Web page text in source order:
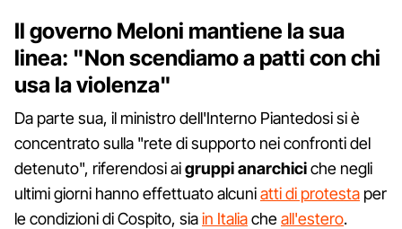
Il governo Meloni mantiene la sua
linea: "Non scendiamo a patti con chi
usa la violenza"
Da parte sua, il ministro dell'Interno Piantedosi si è
concentrato sulla "rete di supporto nei confronti del
detenuto", riferendosi aigruppi anarchiciche negli
ultimi giorni hanno effettuato alcuniatti di protesta per
le condizioni di Cospito, siain Italiacheall'estero.